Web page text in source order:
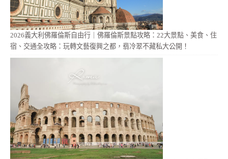
2026義大利佛羅倫斯自由行｜佛羅倫斯景點攻略：22大景點、美食、住
宿、交通全攻略：玩轉文藝復興之都，翡冷翠不藏私大公開！